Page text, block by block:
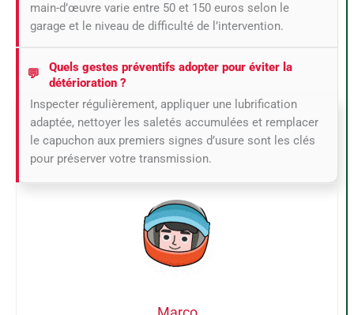
main-d’œuvre varie entre 50 et 150 euros selon le
garage et le niveau de difficulté de l’intervention.
Quels gestes préventifs adopter pour éviter la
détérioration ?
Inspecter régulièrement, appliquer une lubrification
adaptée, nettoyer les saletés accumulées et remplacer
le capuchon aux premiers signes d’usure sont les clés
pour préserver votre transmission.